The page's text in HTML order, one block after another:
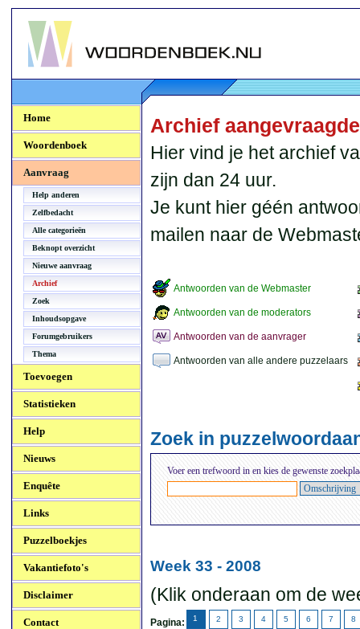
Woordenboek.NU
Home
Woordenboek
Aanvraag
Help anderen
Zelfbedacht
Alle categorieën
Beknopt overzicht
Nieuwe aanvraag
Archief
Zoek
Inhoudsopgave
Forumgebruikers
Thema
Toevoegen
Statistieken
Help
Nieuws
Enquête
Links
Puzzelboekjes
Vakantiefoto's
Disclaimer
Contact
Archief
Hier vind je het archief
zijn dan 24 uur.
Je kunt hier géén
mailen naar de
Antwoorden van de Webmaster
Antwoorden van de moderators
Antwoorden van de aanvrager
Antwoorden van alle andere puzzelaars
Zoek in
Voer een trefwoord in en kies de gewenste
Week 33 - 2008
(Klik onderaan om de
Pagina: 1 2 3 4 5 6 7 8